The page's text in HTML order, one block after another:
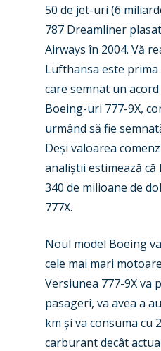
50 de jet-uri (6
787 Dreamliner
Airways în 2004. Vă
Lufthansa este
care semnat un
Boeing-uri 777-9X,
urmând să fie
Deși valoarea
analiștii estimează
340 de milioane de
777X.
Noul model Boeing
cele mai mari
Versiunea 777-9X va
pasageri, va avea a
km și va consuma cu
carburant decât